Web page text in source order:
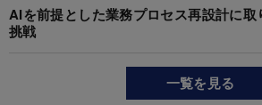
AIを前提とした業務プロセス再設計に
挑戦
一覧を見る